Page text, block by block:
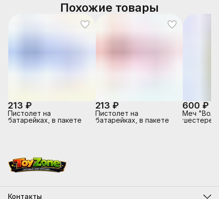
Похожие товары
213 ₽
Пистолет на
батарейках, в пакете
213 ₽
Пистолет на
батарейках, в пакете
600 ₽
Меч
Контакты